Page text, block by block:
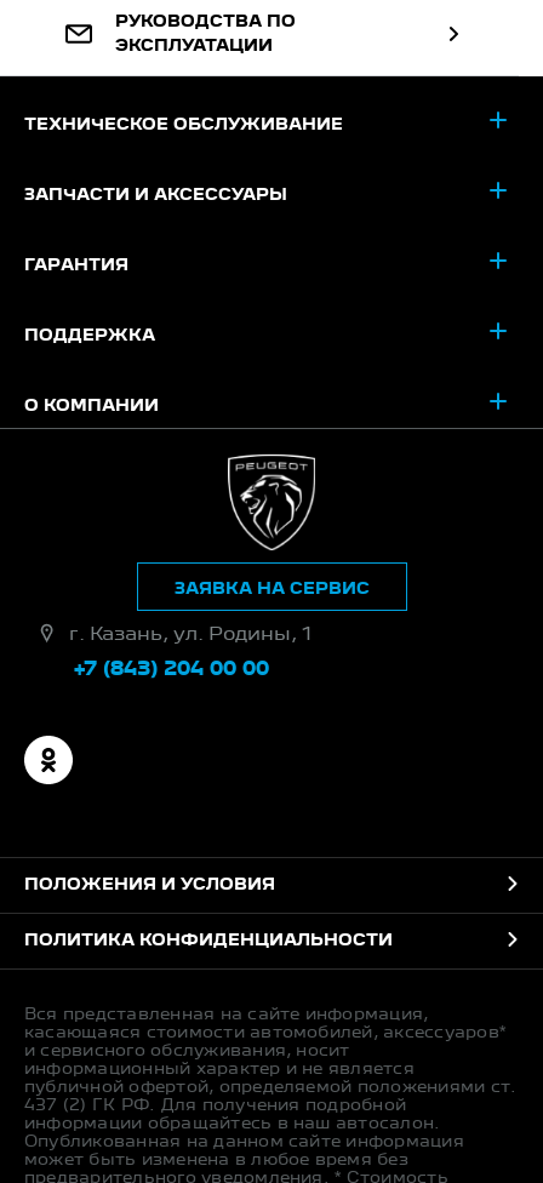
РУКОВОДСТВА ПО
ЭКСПЛУАТАЦИИ
ТЕХНИЧЕСКОЕ ОБСЛУЖИВАНИЕ
ЗАПЧАСТИ И АКСЕССУАРЫ
ГАРАНТИЯ
ПОДДЕРЖКА
О КОМПАНИИ
г. Казань, ул. Родины, 1
+7 (843) 204 00 00
ЗАЯВКА НА СЕРВИС
ПОЛОЖЕНИЯ И УСЛОВИЯ
ПОЛИТИКА КОНФИДЕНЦИАЛЬНОСТИ
Вся представленная на сайте информация,
касающаяся стоимости автомобилей, аксессуаров*
и сервисного обслуживания, носит
информационный характер и не является
публичной офертой, определяемой положениями ст.
437 (2) ГК РФ. Для получения подробной
информации обращайтесь в наш автосалон.
Опубликованная на данном сайте информация
может быть изменена в любое время без
предварительного уведомления. * Стоимость